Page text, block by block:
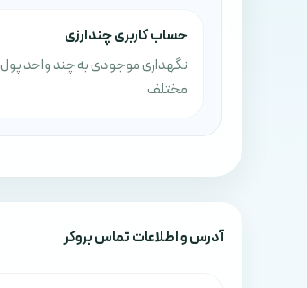
حساب کاربری چندارزی
نگهداری موجودی به چند واحد پول
مختلف
آدرس‌ و اطلاعات تماس بروکر